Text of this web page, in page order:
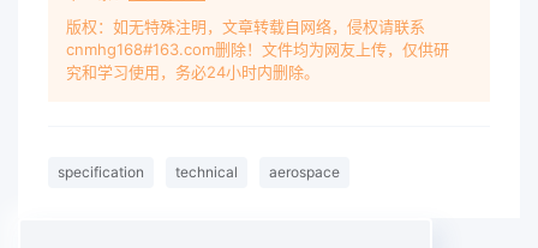
版权：如无特殊注明，文章转载自网络，侵权请联系
cnmhg168#163.com删除！文件均为网友上传，仅供研
究和学习使用，务必24小时内删除。
specification technical aerospace